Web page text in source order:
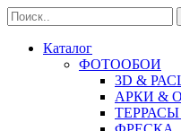
Каталог
ФОТООБОИ
3D &
АРКИ &